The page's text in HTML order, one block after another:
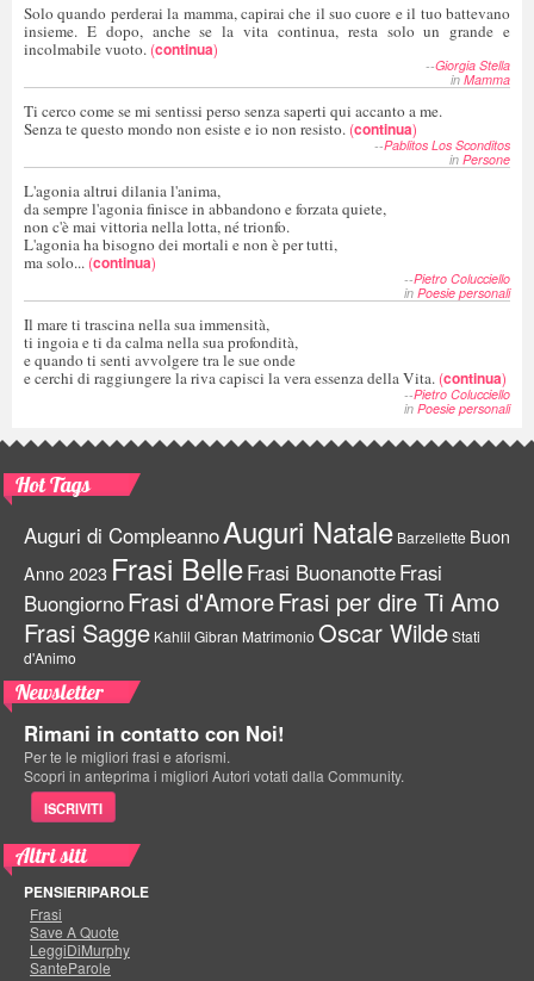
Solo quando perderai la mamma, capirai che il suo cuore e il tuo battevano
insieme. E dopo, anche se la vita continua, resta solo un grande e
incolmabile vuoto. (continua)
--Giorgia Stella
in Mamma
Ti cerco come se mi sentissi perso senza saperti qui accanto a me.
Senza te questo mondo non esiste e io non resisto. (continua)
--Pablitos Los Sconditos
in Persone
L'agonia altrui dilania l'anima,
da sempre l'agonia finisce in abbandono e forzata quiete,
non c'è mai vittoria nella lotta, né trionfo.
L'agonia ha bisogno dei mortali e non è per tutti,
ma solo... (continua)
--Pietro Colucciello
in Poesie personali
Il mare ti trascina nella sua immensità,
ti ingoia e ti da calma nella sua profondità,
e quando ti senti avvolgere tra le sue onde
e cerchi di raggiungere la riva capisci la vera essenza della Vita. (continua)
--Pietro Colucciello
in Poesie personali
Hot Tags
Auguri di CompleannoAuguri Natale Barzellette Buon
Anno 2023 Frasi BelleFrasi BuonanotteFrasi
BuongiornoFrasi d'AmoreFrasi per dire Ti Amo
Frasi Sagge Kahlil Gibran Matrimonio Oscar WildeStati
d'Animo
Newsletter
Rimani in contatto con Noi!
Per te le migliori frasi e aforismi.
Scopri in anteprima i migliori Autori votati dalla Community.
ISCRIVITI
Altri siti
PENSIERIPAROLE
Frasi
Save A Quote
LeggiDiMurphy
SanteParole